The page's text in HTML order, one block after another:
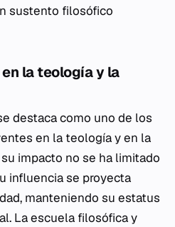
sustento filosófico
la teología y la
destaca como uno de los
en la teología y en la
impacto no se ha limitado
influencia se proyecta
manteniendo su estatus
La escuela filosófica y